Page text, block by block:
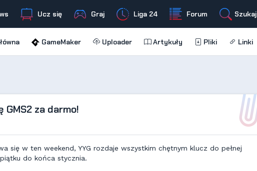
Ucz się Graj Liga 24 Forum Szukaj
GameMaker Uploader Artykuły Pliki Linki
GMS2 za darmo!
się w ten weekend, YYG rozdaje wszystkim chętnym klucz do pełnej
do końca stycznia.